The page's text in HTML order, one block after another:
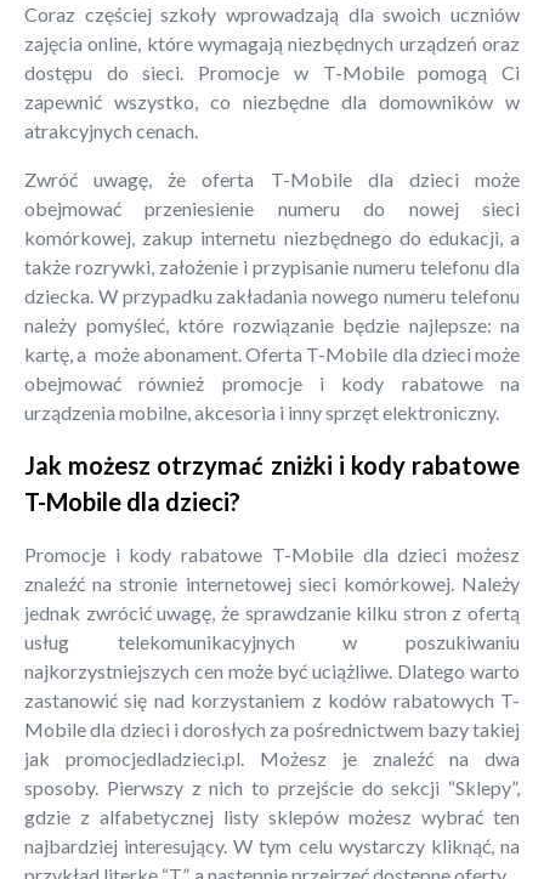
Coraz częściej szkoły wprowadzają dla swoich uczniów
zajęcia online, które wymagają niezbędnych urządzeń oraz
dostępu do sieci. Promocje w T-Mobile pomogą Ci
zapewnić wszystko, co niezbędne dla domowników w
atrakcyjnych cenach.
Zwróć uwagę, że oferta T-Mobile dla dzieci może
obejmować przeniesienie numeru do nowej sieci
komórkowej, zakup internetu niezbędnego do edukacji, a
także rozrywki, założenie i przypisanie numeru telefonu dla
dziecka. W przypadku zakładania nowego numeru telefonu
należy pomyśleć, które rozwiązanie będzie najlepsze: na
kartę, a może abonament. Oferta T-Mobile dla dzieci może
obejmować również promocje i kody rabatowe na
urządzenia mobilne, akcesoria i inny sprzęt elektroniczny.
Jak możesz otrzymać zniżki i kody rabatowe
T-Mobile dla dzieci?
Promocje i kody rabatowe T-Mobile dla dzieci możesz
znaleźć na stronie internetowej sieci komórkowej. Należy
jednak zwrócić uwagę, że sprawdzanie kilku stron z ofertą
usług telekomunikacyjnych w poszukiwaniu
najkorzystniejszych cen może być uciążliwe. Dlatego warto
zastanowić się nad korzystaniem z kodów rabatowych T-
Mobile dla dzieci i dorosłych za pośrednictwem bazy takiej
jak promocjedladzieci.pl. Możesz je znaleźć na dwa
sposoby. Pierwszy z nich to przejście do sekcji “Sklepy”,
gdzie z alfabetycznej listy sklepów możesz wybrać ten
najbardziej interesujący. W tym celu wystarczy kliknąć, na